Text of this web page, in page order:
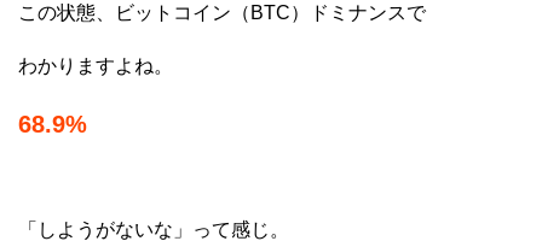
この状態、ビットコイン（BTC）ドミナンスで
わかりますよね。
68.9%
「しようがないな」って感じ。